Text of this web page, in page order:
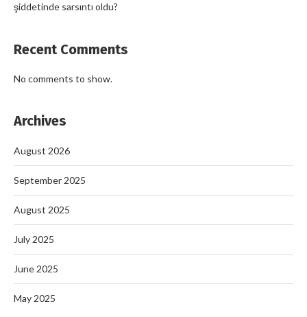
şiddetinde sarsıntı oldu?
Recent Comments
No comments to show.
Archives
August 2026
September 2025
August 2025
July 2025
June 2025
May 2025